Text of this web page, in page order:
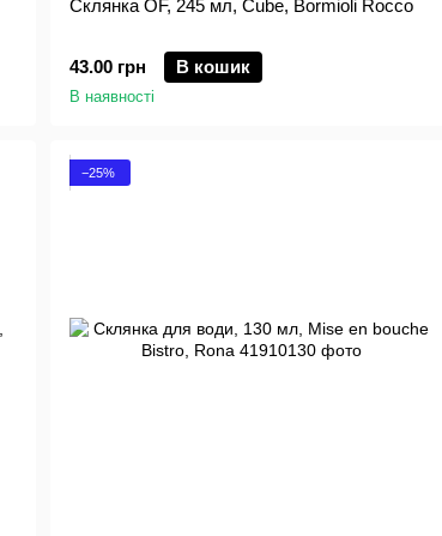
Склянка OF, 245 мл, Cube, Bormioli Rocco
43.00 грн В кошик
В наявності
−25%